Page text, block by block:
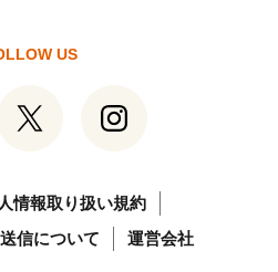
US
情報取り扱い規約
信について
運営会社